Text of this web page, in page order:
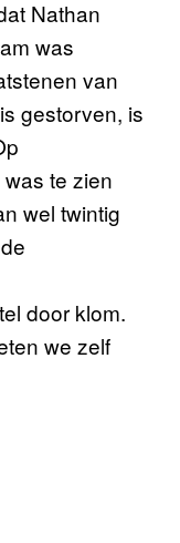
Nathan
was
van
gestorven, is
te zien
wel twintig
door klom.
we zelf